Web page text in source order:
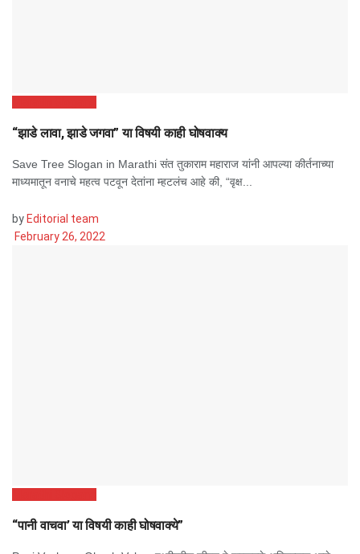
“झाडे लावा, झाडे जगवा” या विषयी काही घोषवाक्य
Save Tree Slogan in Marathi संत तुकाराम महाराज यांनी आपल्या कीर्तनाच्या
माध्यमातून वनाचे महत्व पटवून देतांना म्हटलंच आहे की, “वृक्ष...
by Editorial team
February 26, 2022
“पानी वाचवा’ या विषयी काही घोषवाक्ये”